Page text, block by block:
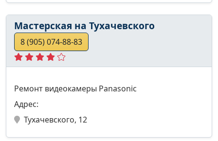
Мастерская на Тухачевского
8 (905) 074-88-83
Ремонт видеокамеры Panasonic
Адрес:
Тухачевского, 12